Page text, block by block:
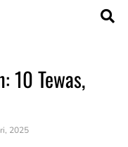
10 Tewas,
2025